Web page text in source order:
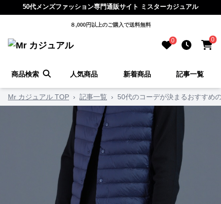
50代メンズファッション専門通販サイト ミスターカジュアル
８,000円以上のご購入で送料無料
0 0
商品検索 人気商品 新着商品 記事一覧
Mr カジュアル TOP › 記事一覧 › 50代のコーデが決まるおすすめ